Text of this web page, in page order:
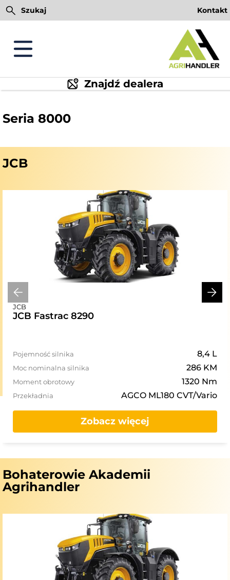
PrzejdźSzukaj Kontakt
Znajdź dealera
Seria 8000
Bohaterowie Akademii
Agrihandler
JCB
JCB
JCB Fastrac 8290
Pojemność silnika 8,4 L
Moc nominalna silnika 286 KM
Moment obrotowy 1320 Nm
Przekładnia AGCO ML180 CVT/Vario
Zobacz więcej